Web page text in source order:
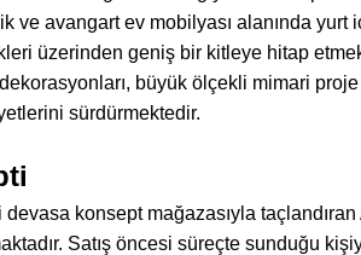
avangart ev mobilyası alanında yurt
üzerinden geniş bir kitleye hitap
büyük ölçekli mimari proje
sürdürmektedir.
konsept mağazasıyla taçlandıran
Satış öncesi süreçte sunduğu